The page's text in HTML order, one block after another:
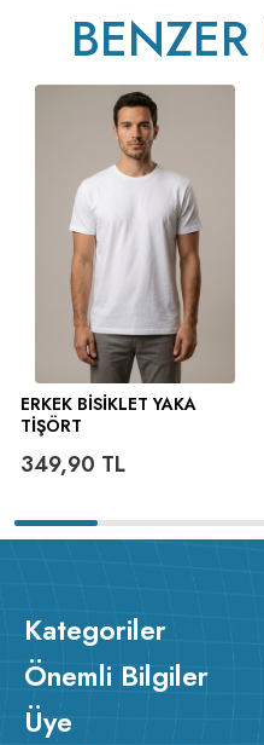
ERKEK BISIKLET YAKA
TIŞÖRT
349,90 TL
Kategoriler
Önemli Bilgiler
Üye